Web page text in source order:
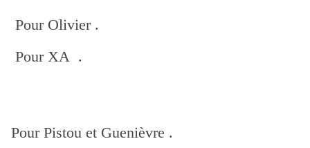
Pour Olivier .
Pour XA .
Pour Pistou et Guenièvre .